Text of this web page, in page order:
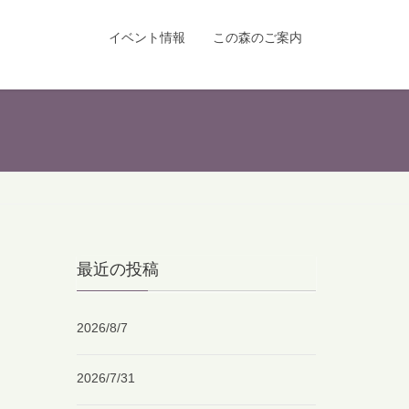
イベント情報 この森のご案内
最近の投稿
2026/8/7
2026/7/31